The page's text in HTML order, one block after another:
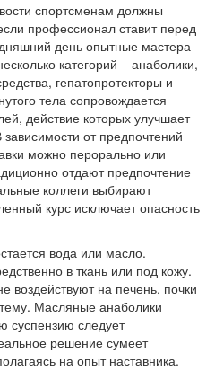
спортсменам должны
профессионал ставит перед
день опытные мастера
категорий – анаболики,
гепатопротекторы и
тела сопровождается
действие которых улучшает
от предпочтений
можно перорально или
отдают предпочтение
коллеги выбирают
курс исключает опасность
вода или масло.
в ткань или под кожу.
воздействуют на печень, почки
Масляные анаболики
суспензию следует
решение сумеет
на опыт наставника.